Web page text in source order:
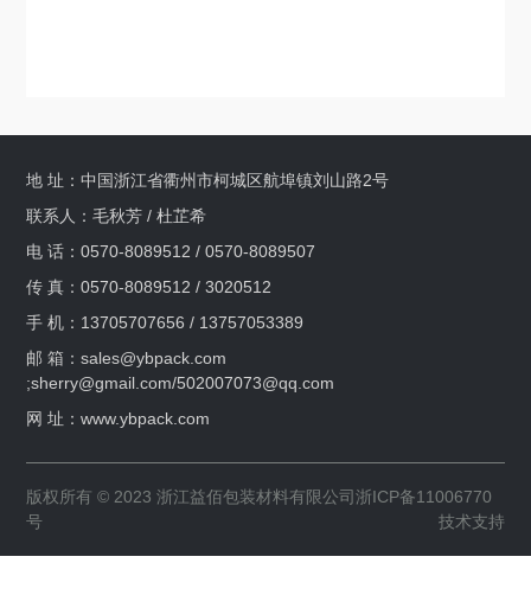
地 址：中国浙江省衢州市柯城区航埠镇刘山路2号
联系人：毛秋芳 / 杜芷希
电 话：0570-8089512 / 0570-8089507
传 真：0570-8089512 / 3020512
手 机：13705707656 / 13757053389
邮 箱：sales@ybpack.com
;sherry@gmail.com/502007073@qq.com
网 址：www.ybpack.com
版权所有 © 2023 浙江益佰包装材料有限公司浙ICP备11006770
号
技术支持